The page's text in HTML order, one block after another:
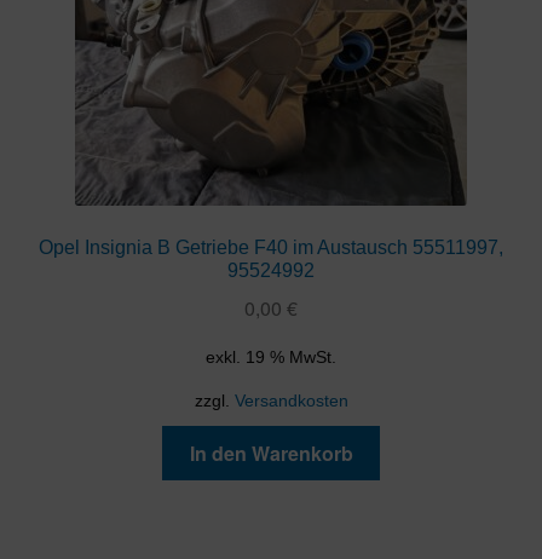
Opel Insignia B Getriebe F40 im Austausch 55511997,
95524992
0,00 €
exkl. 19 % MwSt.
zzgl. Versandkosten
In den Warenkorb